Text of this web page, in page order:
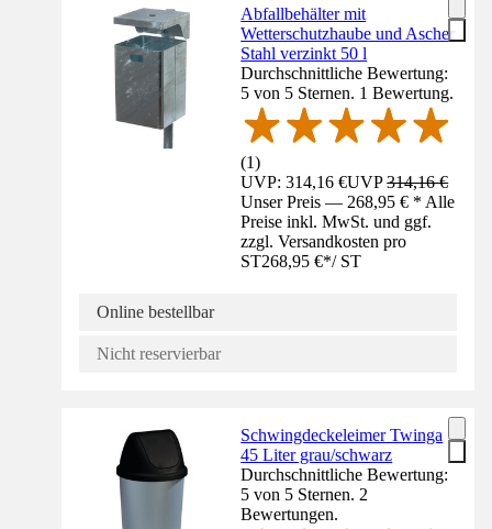
Abfallbehälter mit
Wetterschutzhaube und Ascher
Stahl verzinkt 50 l
Durchschnittliche Bewertung:
5 von 5 Sternen. 1 Bewertung.
(1)
UVP: 314,16 €UVP314,16 €
Unser Preis — 268,95 € * Alle
Preise inkl. MwSt. und ggf.
zzgl. Versandkosten pro
ST268,95 €*/ ST
Online bestellbar
Nicht reservierbar
Schwingdeckeleimer Twinga
45 Liter grau/schwarz
Durchschnittliche Bewertung:
5 von 5 Sternen. 2
Bewertungen.